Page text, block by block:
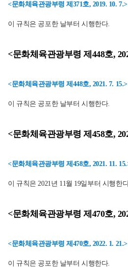
<문화체육관광부령 제371호, 2019. 10. 7.>
이 규칙은 공포한 날부터 시행한다.
<문화체육관광부령 제448호,
<문화체육관광부령 제448호, 2021. 7. 15.>
이 규칙은 공포한 날부터 시행한다.
<문화체육관광부령 제458호,
<문화체육관광부령 제458호, 2021. 11.
이 규칙은 2021년 11월 19일부터 시행한
<문화체육관광부령 제470호,
<문화체육관광부령 제470호, 2022. 1. 21.>
이 규칙은 공포한 날부터 시행한다.